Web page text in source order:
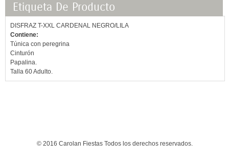
Etiqueta De Producto
DISFRAZ T-XXL CARDENAL NEGRO/LILA
Contiene:
Túnica con peregrina
Cinturón
Papalina.
Talla 60 Adulto.
© 2016 Carolan Fiestas Todos los derechos reservados.